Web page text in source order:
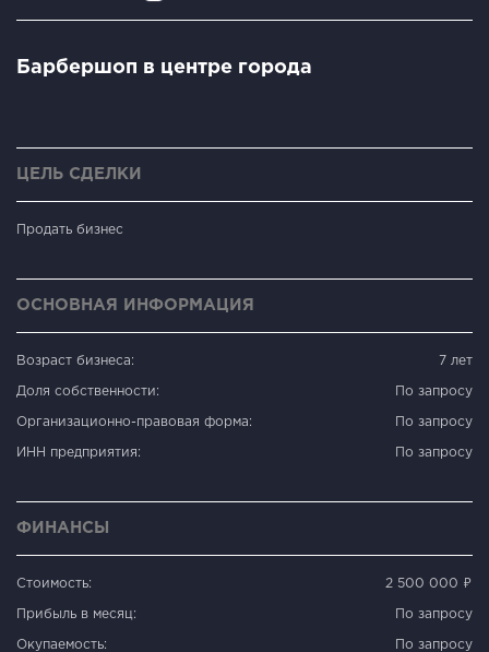
Барбершоп в центре города
ЦЕЛЬ СДЕЛКИ
Продать бизнес
ОСНОВНАЯ ИНФОРМАЦИЯ
Возраст бизнеса: 7 лет
Доля собственности: По запросу
Организационно-правовая форма: По запросу
ИНН предприятия: По запросу
ФИНАНСЫ
Стоимость: 2 500 000 ₽
Прибыль в месяц: По запросу
Окупаемость: По запросу